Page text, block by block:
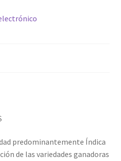
predominantemente Índica
de las variedades ganadoras